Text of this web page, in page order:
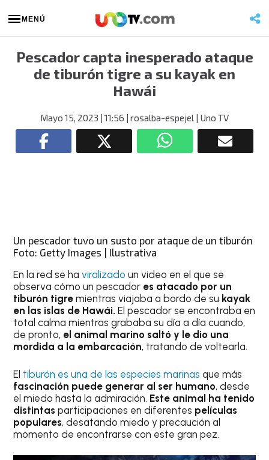
MENÚ
Pescador capta inesperado ataque
de tiburón tigre a su kayak en
Hawái
Mayo 15, 2023 | 11:56 | rosalba-espejel | Uno TV
Un pescador tuvo un susto por ataque de un tiburón
Foto: Getty Images | Ilustrativa
En la red se ha viralizadoun video en el que se
observa cómo un pescador es atacado por un
tiburón tigre mientras viajaba a bordo de su kayak
en las islas de Hawái.El pescador se encontraba en
total calma mientras grababa su día a día cuando,
de pronto, el animal marino saltó y le dio una
mordida a la embarcación, tratando de voltearla.
El tiburón es una de las especies marinas que más
fascinación puede generar al ser humano, desde
el miedo hasta la admiración. Este animal ha tenido
distintasparticipaciones en diferentes películas
populares, desatando miedo y precaución al
momento de encontrarse con este gran pez.